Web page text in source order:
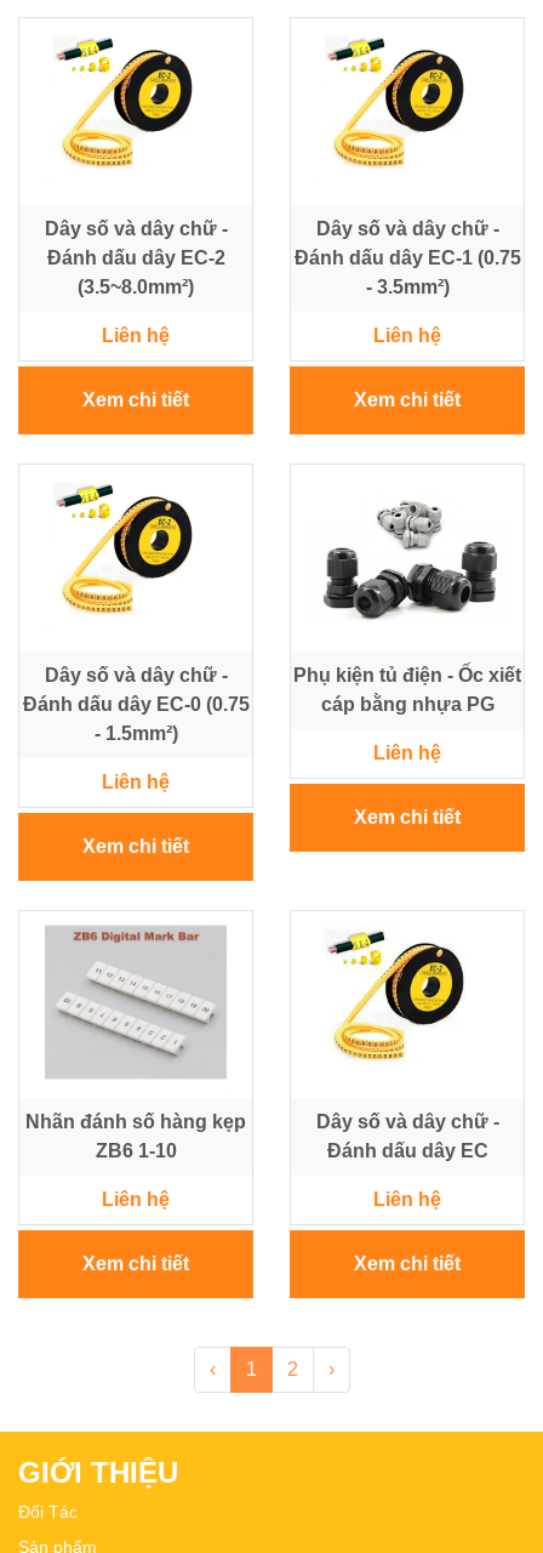
Dây số và dây chữ -
Đánh dấu dây EC-2
(3.5~8.0mm²)
Liên hệ
Xem chi tiết
Dây số và dây chữ -
Đánh dấu dây EC-1 (0.75
- 3.5mm²)
Liên hệ
Xem chi tiết
Dây số và dây chữ -
Đánh dấu dây EC-0 (0.75
- 1.5mm²)
Liên hệ
Xem chi tiết
Phụ kiện tủ điện - Ốc xiết
cáp bằng nhựa PG
Liên hệ
Xem chi tiết
Nhãn đánh số hàng kẹp
ZB6 1-10
Liên hệ
Xem chi tiết
Dây số và dây chữ -
Đánh dấu dây EC
Liên hệ
Xem chi tiết
‹ 1 2 ›
GIỚI THIỆU
Đối Tác
Sản phẩm